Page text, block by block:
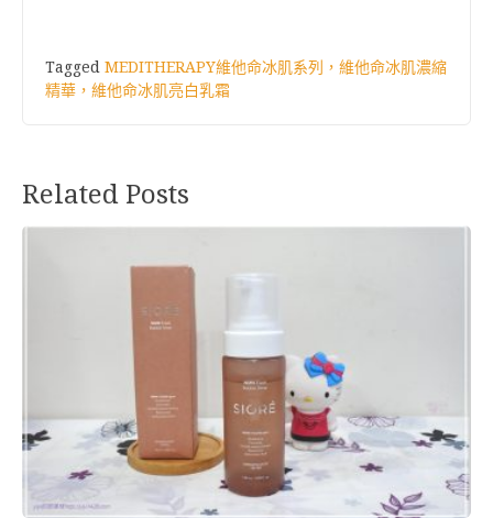
Tagged MEDITHERAPY維他命冰肌系列，維他命冰肌濃縮
精華，維他命冰肌亮白乳霜
Related Posts